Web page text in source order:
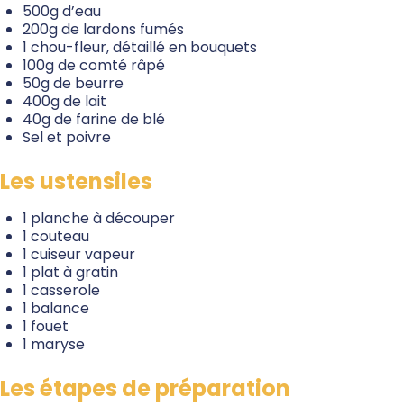
500g d’eau
200g de lardons fumés
1 chou-fleur, détaillé en bouquets
100g de comté râpé
50g de beurre
400g de lait
40g de farine de blé
Sel et poivre
Les ustensiles
1 planche à découper
1 couteau
1 cuiseur vapeur
1 plat à gratin
1 casserole
1 balance
1 fouet
1 maryse
Les étapes de préparation